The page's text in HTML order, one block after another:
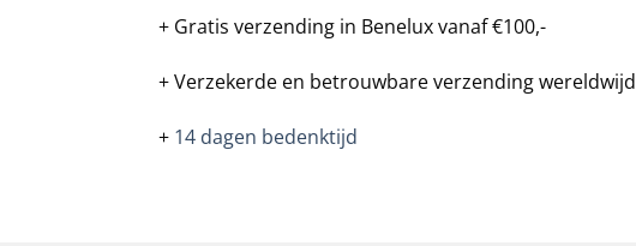
+ Gratis verzending in Benelux vanaf €100,-
+ Verzekerde en betrouwbare verzending wereldwijd
+ 14 dagen bedenktijd